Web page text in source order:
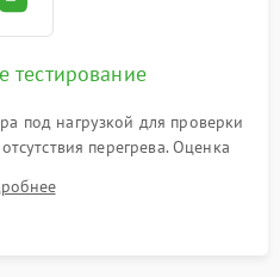
тестирование
под нагрузкой для проверки
перегрева. Оценка
на тестовых
всех видеовходов и кнопок